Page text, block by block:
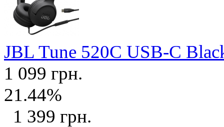
JBL Tune 520C USB-C
1 099 грн.
21.44%
1 399 грн.